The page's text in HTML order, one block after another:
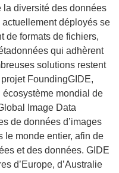
la diversité des données
déployés se
de formats de fichiers,
qui adhèrent
solutions restent
FoundingGIDE,
écosystème mondial de
Image Data
de données d’images
le monde entier, afin de
et des données. GIDE
d’Europe, d’Australie